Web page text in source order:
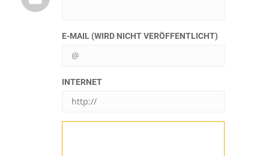
E-MAIL (WIRD NICHT VERÖFFENTLICHT)
INTERNET